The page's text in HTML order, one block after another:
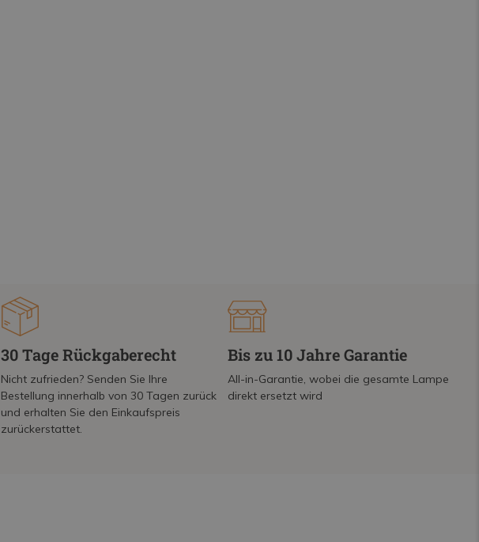
30 Tage Rückgaberecht
Nicht zufrieden? Senden Sie Ihre
Bestellung innerhalb von 30 Tagen zurück
und erhalten Sie den Einkaufspreis
zurückerstattet.
Bis zu 10 Jahre Garantie
All-in-Garantie, wobei die gesamte Lampe
direkt ersetzt wird